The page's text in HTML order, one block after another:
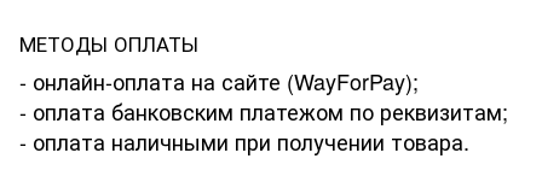
МЕТОДЫ ОПЛАТЫ
- онлайн-оплата на сайте (WayForPay);
- оплата банковским платежом по реквизитам;
- оплата наличными при получении товара.